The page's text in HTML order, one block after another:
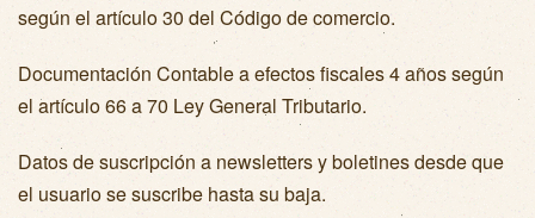
según el artículo 30 del Código de comercio.
Documentación Contable a efectos fiscales 4 años según
el artículo 66 a 70 Ley General Tributario.
Datos de suscripción a newsletters y boletines desde que
el usuario se suscribe hasta su baja.